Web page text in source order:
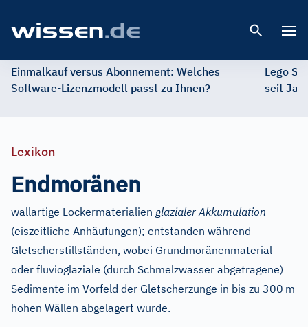
Einmalkauf versus Abonnement: Welches
Software-Lizenzmodell passt zu Ihnen?
Lego
seit
Lexikon
Endmoränen
wallartige Lockermaterialien glazialer Akkumulation
(eiszeitliche Anhäufungen); entstanden während
Gletscherstillständen, wobei Grundmoränenmaterial
oder fluvioglaziale (durch Schmelzwasser abgetragene)
Sedimente im Vorfeld der Gletscherzunge in bis zu 300 m
hohen Wällen abgelagert wurde.